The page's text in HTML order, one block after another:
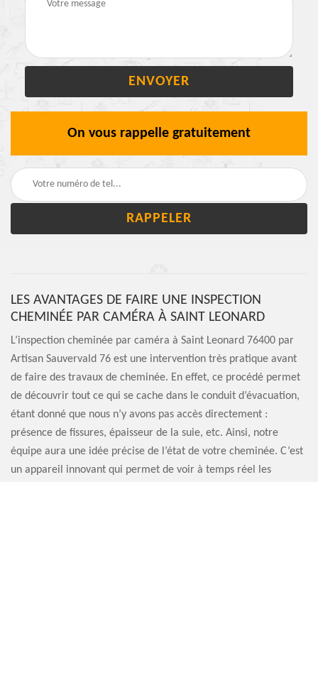
On vous rappelle gratuitement
LES AVANTAGES DE FAIRE UNE INSPECTION
CHEMINÉE PAR CAMÉRA À SAINT LEONARD
L’inspection cheminée par caméra à Saint Leonard 76400 par
Artisan Sauvervald 76 est une intervention très pratique avant
de faire des travaux de cheminée. En effet, ce procédé permet
de découvrir tout ce qui se cache dans le conduit d’évacuation,
étant donné que nous n’y avons pas accès directement :
présence de fissures, épaisseur de la suie, etc. Ainsi, notre
équipe aura une idée précise de l’état de votre cheminée. C’est
un appareil innovant qui permet de voir à temps réel les